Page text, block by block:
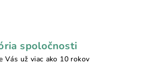
spoločnosti
Vás už viac ako 10 rokov